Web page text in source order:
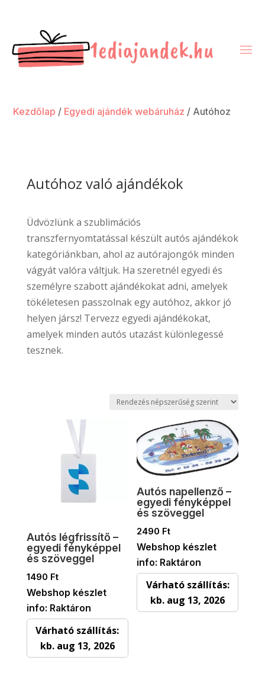
Kezdőlap / Egyedi ajándék webáruház / Autóhoz
Autóhoz való ajándékok
Üdvözlünk a szublimációs
transzfernyomtatással készült autós ajándékok
kategóriánkban, ahol az autórajongók minden
vágyát valóra váltjuk. Ha szeretnél egyedi és
személyre szabott ajándékokat adni, amelyek
tökéletesen passzolnak egy autóhoz, akkor jó
helyen jársz! Tervezz egyedi ajándékokat,
amelyek minden autós utazást különlegessé
tesznek.
Autós légfrissítő –
egyedi fényképpel
és szöveggel
1490 Ft
Webshop készlet
info: Raktáron
Várható szállítás:
kb. aug 13, 2026
Autós napellenző –
egyedi fényképpel
és szöveggel
2490 Ft
Webshop készlet
info: Raktáron
Várható szállítás:
kb. aug 13, 2026